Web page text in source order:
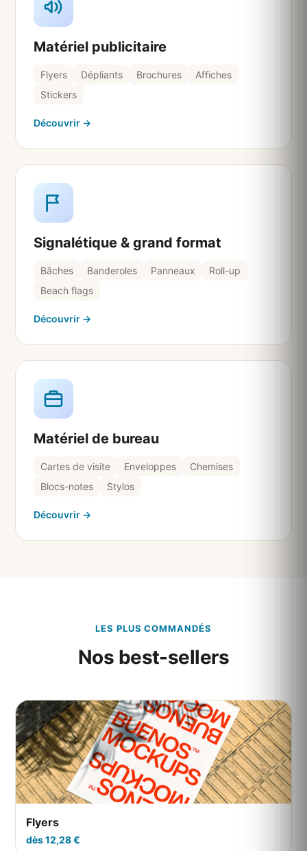
Matériel publicitaire
Flyers Dépliants Brochures
Affiches
Stickers
Découvrir →
Signalétique & grand format
Bâches Banderoles Panneaux
Roll-up
Beach flags
Découvrir →
Matériel de bureau
Cartes de visite Enveloppes
Chemises
Blocs-notes
Stylos
Découvrir →
LES PLUS COMMANDÉS
Nos best-sellers
Flyers
dès 12,28 €